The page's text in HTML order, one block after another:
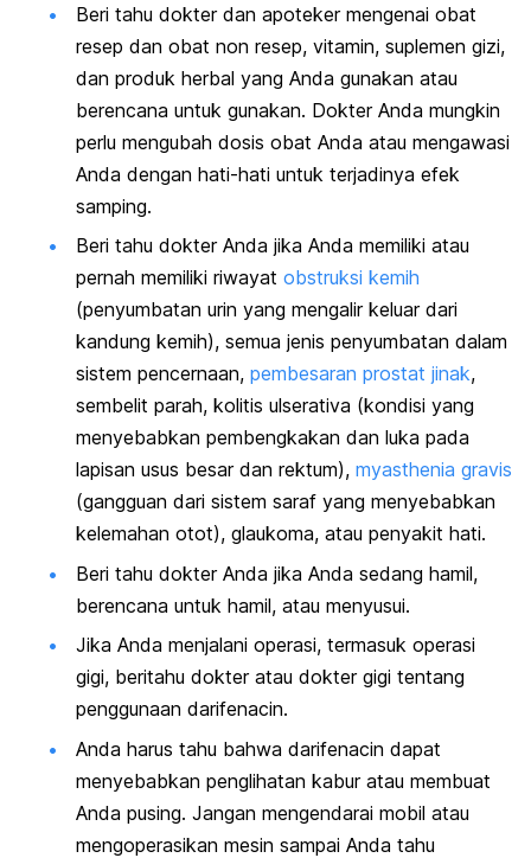
Beri tahu dokter dan apoteker mengenai obat
resep dan obat non resep, vitamin, suplemen gizi,
dan produk herbal yang Anda gunakan atau
berencana untuk gunakan. Dokter Anda mungkin
perlu mengubah dosis obat Anda atau mengawasi
Anda dengan hati-hati untuk terjadinya efek
samping.
Beri tahu dokter Anda jika Anda memiliki atau
pernah memiliki riwayat obstruksi kemih
(penyumbatan urin yang mengalir keluar dari
kandung kemih), semua jenis penyumbatan dalam
sistem pencernaan, pembesaran prostat jinak,
sembelit parah, kolitis ulserativa (kondisi yang
menyebabkan pembengkakan dan luka pada
lapisan usus besar dan rektum), myasthenia gravis
(gangguan dari sistem saraf yang menyebabkan
kelemahan otot), glaukoma, atau penyakit hati.
Beri tahu dokter Anda jika Anda sedang hamil,
berencana untuk hamil, atau menyusui.
Jika Anda menjalani operasi, termasuk operasi
gigi, beritahu dokter atau dokter gigi tentang
penggunaan darifenacin.
Anda harus tahu bahwa darifenacin dapat
menyebabkan penglihatan kabur atau membuat
Anda pusing. Jangan mengendarai mobil atau
mengoperasikan mesin sampai Anda tahu